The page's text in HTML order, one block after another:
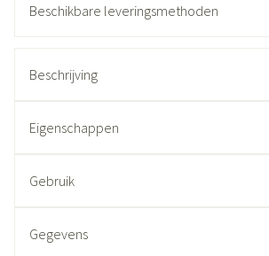
Beschikbare leveringsmethoden
Beschrijving
Eigenschappen
Gebruik
Gegevens